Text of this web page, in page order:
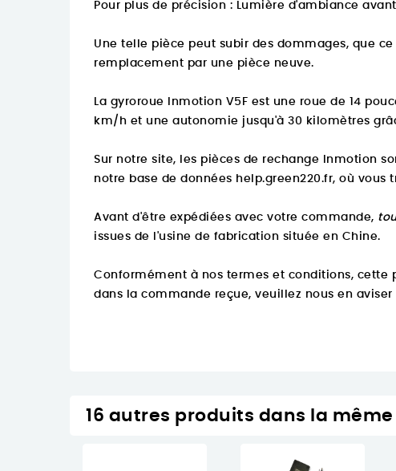
Pour plus de précision : Lumière d'ambiance
Une telle pièce peut subir des dommages, que
remplacement par une pièce neuve.
La gyroroue Inmotion V5F est une roue de 14
km/h et une autonomie jusqu'à 30 kilomètres
Sur notre site, les pièces de rechange Inmotion
notre base de données help.green220.fr, où vous
Avant d'être expédiées avec votre commande,
issues de l'usine de fabrication située en Chine.
Conformément à nos termes et conditions, cette
dans la commande reçue, veuillez nous en
16 autres produits dans la